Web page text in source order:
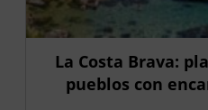
La Costa Brava:
pueblos con